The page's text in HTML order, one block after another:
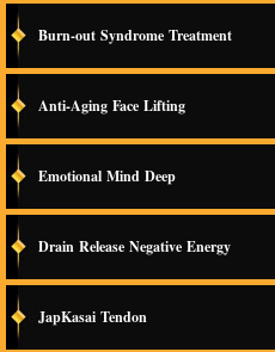
Burn-out Syndrome Treatment
Anti-Aging Face Lifting
Emotional Mind Deep
Drain Release Negative Energy
JapKasai Tendon